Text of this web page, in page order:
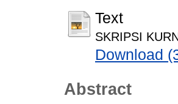
Text
SKRIPSI
Download
Abstract